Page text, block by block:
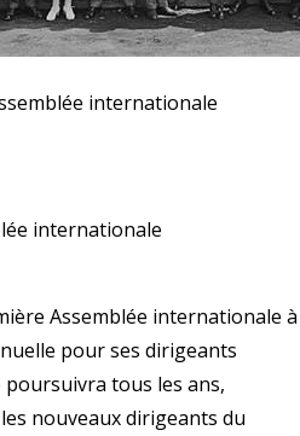
internationale
internationale
Assemblée internationale à
pour ses dirigeants
tous les ans,
nouveaux dirigeants du